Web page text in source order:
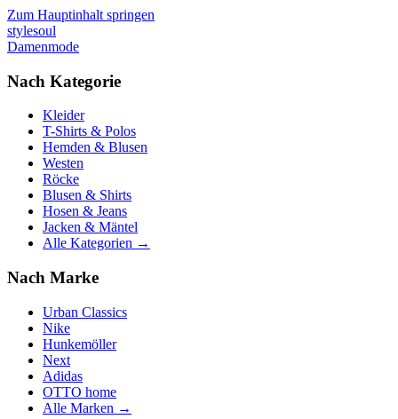
Zum Hauptinhalt springen
stylesoul
Damenmode
Nach Kategorie
Kleider
T-Shirts & Polos
Hemden & Blusen
Westen
Röcke
Blusen & Shirts
Hosen & Jeans
Jacken & Mäntel
Alle Kategorien →
Nach Marke
Urban Classics
Nike
Hunkemöller
Next
Adidas
OTTO home
Alle Marken →